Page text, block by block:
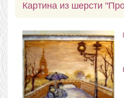
Картина из шерсти